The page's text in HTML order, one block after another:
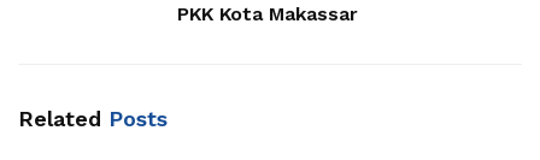
PKK Kota Makassar
Related Posts